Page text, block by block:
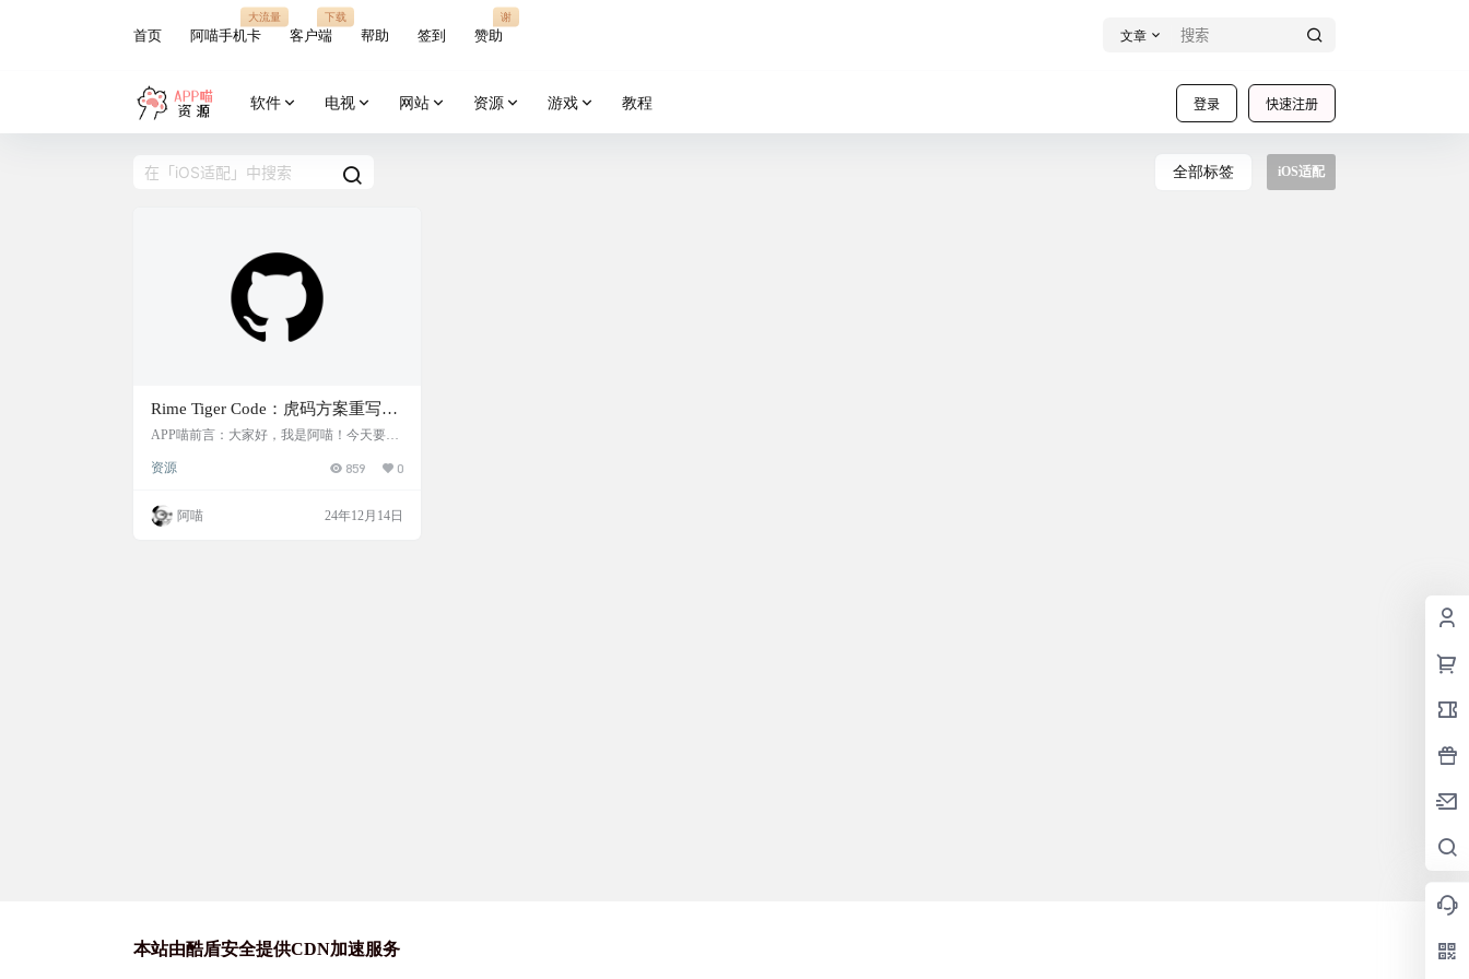
首页 阿喵手机卡
大流量
客户端
下载
帮助 签到 赞助
谢
文章
登录 快速注册
软件 电视 网站 资源 游戏 教程
全部标签 iOS适配
Rime Tiger Code：虎码方案重写，
多功能输入法工具，实现了单字方
入，适配 macOS 鼠须管和 iOS 仓
APP喵前言：大家好，我是阿喵！今天要给
me Tiger Code。这是一个虎码方案重写项
适配了macOS鼠须管和iOS仓输入法皮肤布
局。它提供了通配符、计算器、临时英/日
资源 859 0
阿喵 24年12月14日
本站由酷盾安全提供CDN加速服务